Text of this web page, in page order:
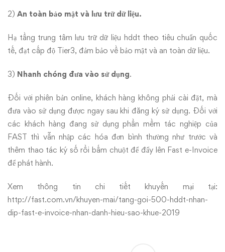
2) An toàn bảo mật và lưu trữ dữ liệu.
Hạ tầng trung tâm lưu trữ dữ liệu hddt theo tiêu chuẩn quốc
tế, đạt cấp độ Tier3, đảm bảo về bảo mật và an toàn dữ liệu.
3) Nhanh chóng đưa vào sử dụng.
Đối với phiên bản online, khách hàng không phải cài đặt, mà
đưa vào sử dụng được ngay sau khi đăng ký sử dụng. Đối với
các khách hàng đang sử dụng phần mềm tác nghiệp của
FAST thì vẫn nhập các hóa đơn bình thường như trước và
thêm thao tác ký số rồi bấm chuột để đẩy lên Fast e-Invoice
để phát hành.
Xem thông tin chi tiết khuyến mại tại:
http://fast.com.vn/khuyen-mai/tang-goi-500-hddt-nhan-
dip-fast-e-invoice-nhan-danh-hieu-sao-khue-2019